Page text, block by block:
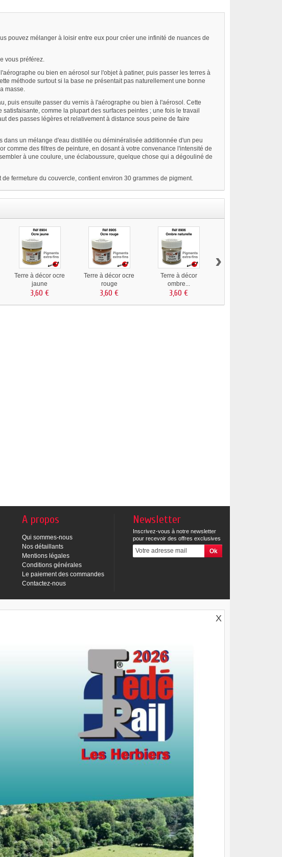
pouvez mélanger à loisir entre eux pour créer une infinité de nuances de
vous préférez.
ou bien en aérosol sur l'objet à patiner, puis passer les terres à
méthode surtout si la base ne présentait pas naturellement une bonne
masse.
puis ensuite passer du vernis à l'aérographe ou bien à l'aérosol. Cette
comme la plupart des surfaces peintes ; une fois le travail
des passes légères et relativement à distance sous peine de faire
un mélange d'eau distillée ou déminéralisée additionnée d'un peu
comme des filtres de peinture, en dosant à votre convenance l'intensité de
à une coulure, une éclaboussure, quelque chose qui a dégouliné de
fermeture du couvercle, contient environ 30 grammes de pigment.
Terre à décor ocre
jaune
3,60 €
Terre à décor ocre
rouge
3,60 €
Terre à décor
ombre...
3,60 €
›
A propos
Qui sommes-nous
Nos détaillants
Mentions légales
Conditions générales
Le paiement des commandes
Contactez-nous
Newsletter
Inscrivez-vous à notre newsletter
pour recevoir des offres exclusives
X